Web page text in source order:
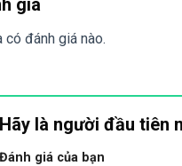
giá
có đánh giá nào.
Hãy là người đầu tiên
Đánh giá của bạn